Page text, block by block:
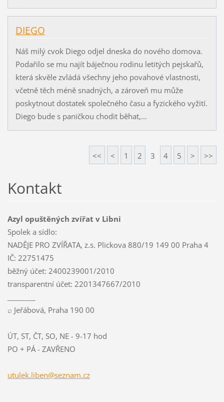
DIEGO
Náš milý cvok Diego odjel dneska do nového domova.
Podařilo se mu najít báječnou rodinu letitých pejskařů,
která skvěle zvládá všechny jeho povahové vlastnosti,
včetně těch méně snadných, a zároveň mu může
poskytnout dostatek společného času a fyzického vyžití.
Diego bude s paničkou chodit běhat,...
<< < 1 2 3 4 5 > >>
Kontakt
Azyl opuštěných zvířat v Libni
Spolek a sídlo:
NADĚJE PRO ZVÍŘATA, z.s. Plickova 880/19 149 00 Praha 4
IČ: 22751475
běžný účet: 2400239001/2010
transparentní účet: 2201347667/2010
⌕ Jeřábová, Praha 190 00
ÚT, ST, ČT, SO, NE - 9-17 hod
PO + PÁ - ZAVŘENO
utulek.liben@seznam.cz